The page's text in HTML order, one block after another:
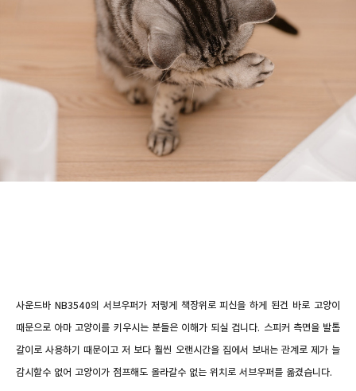
사운드바 NB3540의 서브우퍼가 저렇게 책장위로 피신을 하게 된건 바로 고양이
때문으로 아마 고양이를 키우시는 분들은 이해가 되실 겁니다. 스피커 측면을 발톱
갈이로 사용하기 때문이고 저 보다 훨씬 오랜시간을 집에서 보내는 관계로 제가 늘
감시할수 없어 고양이가 점프해도 올라갈수 없는 위치로 서브우퍼를 옮겼습니다.